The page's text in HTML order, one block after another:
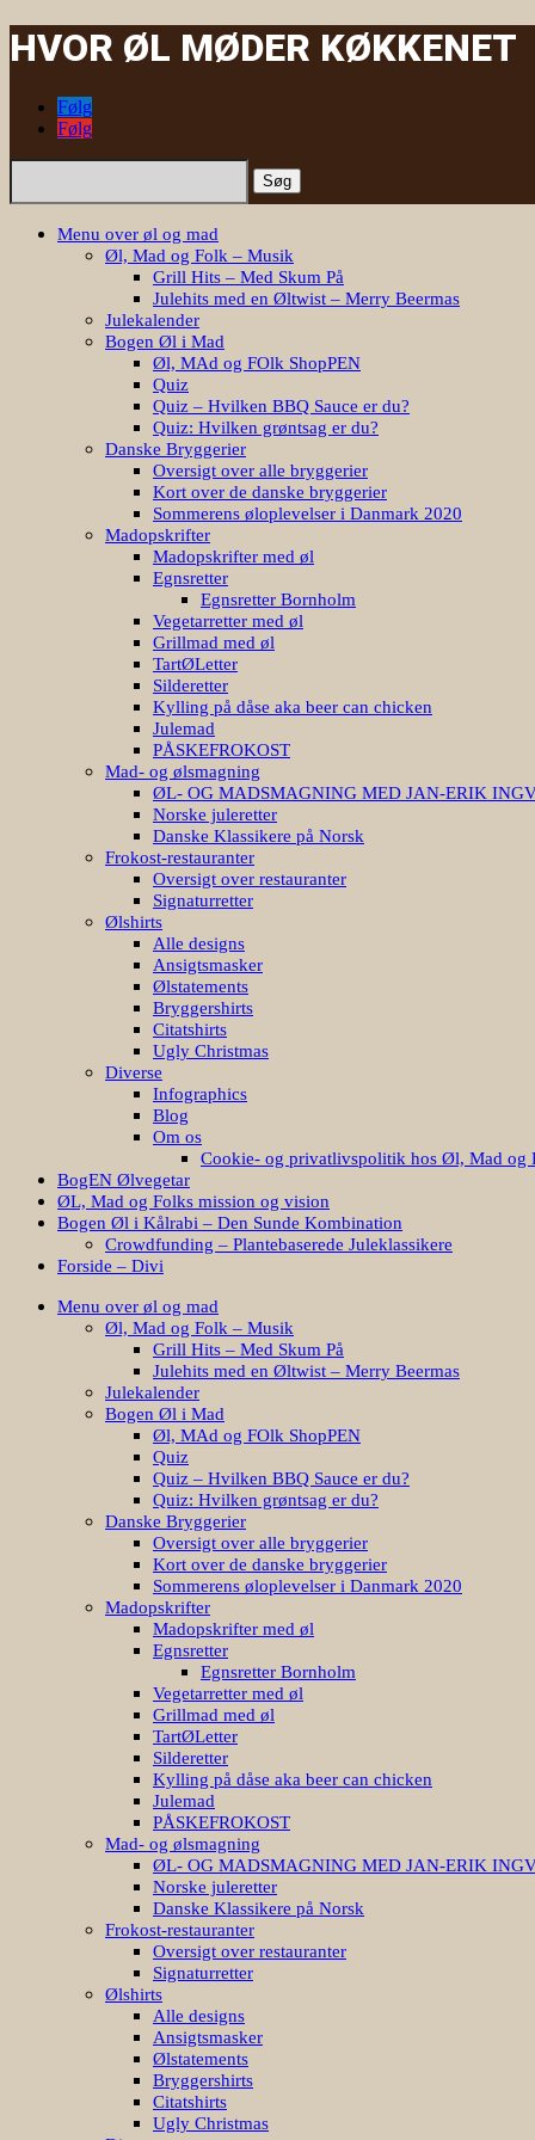
HVOR ØL MØDER KØKKENET
Følg
Følg
Søg
Menu over øl og mad
Øl, Mad og Folk – Musik
Grill Hits – Med Skum På
Julehits med en Øltwist – Merry Beermas
Julekalender
Bogen Øl i Mad
Øl, MAd og FOlk ShopPEN
Quiz
Quiz – Hvilken BBQ Sauce er du?
Quiz: Hvilken grøntsag er du?
Danske Bryggerier
Oversigt over alle bryggerier
Kort over de danske bryggerier
Sommerens øloplevelser i Danmark 2020
Madopskrifter
Madopskrifter med øl
Egnsretter
Egnsretter Bornholm
Vegetarretter med øl
Grillmad med øl
TartØLetter
Silderetter
Kylling på dåse aka beer can chicken
Julemad
PÅSKEFROKOST
Mad- og ølsmagning
ØL- OG MADSMAGNING MED JAN-ERIK
Norske juleretter
Danske Klassikere på Norsk
Frokost-restauranter
Oversigt over restauranter
Signaturretter
Ølshirts
Alle designs
Ansigtsmasker
Ølstatements
Bryggershirts
Citatshirts
Ugly Christmas
Diverse
Infographics
Blog
Om os
Cookie- og privatlivspolitik hos Øl, Mad og
BogEN Ølvegetar
ØL, Mad og Folks mission og vision
Bogen Øl i Kålrabi – Den Sunde Kombination
Crowdfunding – Plantebaserede Juleklassikere
Forside – Divi
Menu over øl og mad
Øl, Mad og Folk – Musik
Grill Hits – Med Skum På
Julehits med en Øltwist – Merry Beermas
Julekalender
Bogen Øl i Mad
Øl, MAd og FOlk ShopPEN
Quiz
Quiz – Hvilken BBQ Sauce er du?
Quiz: Hvilken grøntsag er du?
Danske Bryggerier
Oversigt over alle bryggerier
Kort over de danske bryggerier
Sommerens øloplevelser i Danmark 2020
Madopskrifter
Madopskrifter med øl
Egnsretter
Egnsretter Bornholm
Vegetarretter med øl
Grillmad med øl
TartØLetter
Silderetter
Kylling på dåse aka beer can chicken
Julemad
PÅSKEFROKOST
Mad- og ølsmagning
ØL- OG MADSMAGNING MED JAN-ERIK
Norske juleretter
Danske Klassikere på Norsk
Frokost-restauranter
Oversigt over restauranter
Signaturretter
Ølshirts
Alle designs
Ansigtsmasker
Ølstatements
Bryggershirts
Citatshirts
Ugly Christmas